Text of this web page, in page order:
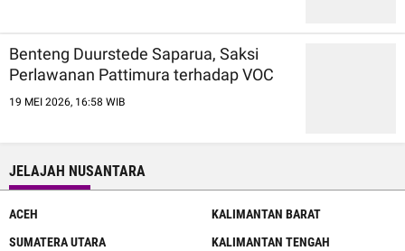
Benteng Duurstede Saparua, Saksi
Perlawanan Pattimura terhadap VOC
19 MEI 2026, 16:58 WIB
JELAJAH NUSANTARA
ACEH
SUMATERA UTARA
KALIMANTAN BARAT
KALIMANTAN TENGAH